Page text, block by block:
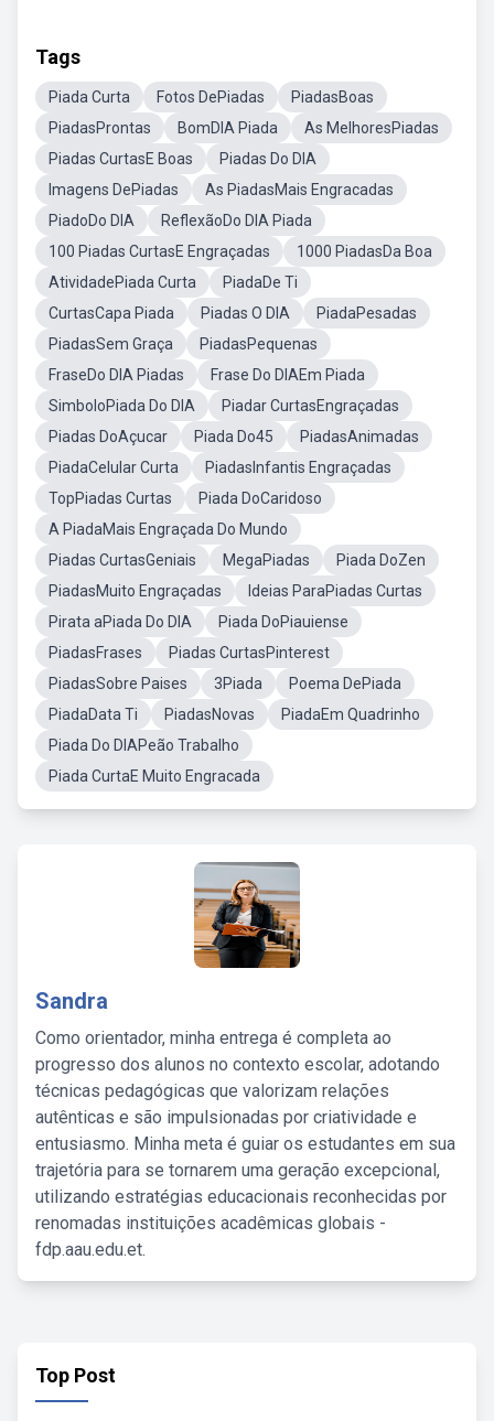
Tags
Piada Curta Fotos DePiadas
PiadasBoas
PiadasProntas
BomDIA Piada
As MelhoresPiadas
Piadas CurtasE Boas
Piadas Do DIA
Imagens DePiadas
As PiadasMais Engracadas
PiadoDo DIA
ReflexãoDo DIA Piada
100 Piadas CurtasE Engraçadas
1000 PiadasDa Boa
AtividadePiada Curta
PiadaDe Ti
CurtasCapa Piada
Piadas O DIA
PiadaPesadas
PiadasSem Graça
PiadasPequenas
FraseDo DIA Piadas
Frase Do DIAEm Piada
SimboloPiada Do DIA
Piadar CurtasEngraçadas
Piadas DoAçucar
Piada Do45
PiadasAnimadas
PiadaCelular Curta
PiadasInfantis Engraçadas
TopPiadas Curtas
Piada DoCaridoso
A PiadaMais Engraçada Do Mundo
Piadas CurtasGeniais
MegaPiadas
Piada DoZen
PiadasMuito Engraçadas
Ideias ParaPiadas Curtas
Pirata aPiada Do DIA
Piada DoPiauiense
PiadasFrases
Piadas CurtasPinterest
PiadasSobre Paises
3Piada
Poema DePiada
PiadaData Ti
PiadasNovas
PiadaEm Quadrinho
Piada Do DIAPeão Trabalho
Piada CurtaE Muito Engracada
Sandra
Como orientador, minha entrega é completa ao
progresso dos alunos no contexto escolar, adotando
técnicas pedagógicas que valorizam relações
autênticas e são impulsionadas por criatividade e
entusiasmo. Minha meta é guiar os estudantes em sua
trajetória para se tornarem uma geração excepcional,
utilizando estratégias educacionais reconhecidas por
renomadas instituições acadêmicas globais -
fdp.aau.edu.et.
Top Post